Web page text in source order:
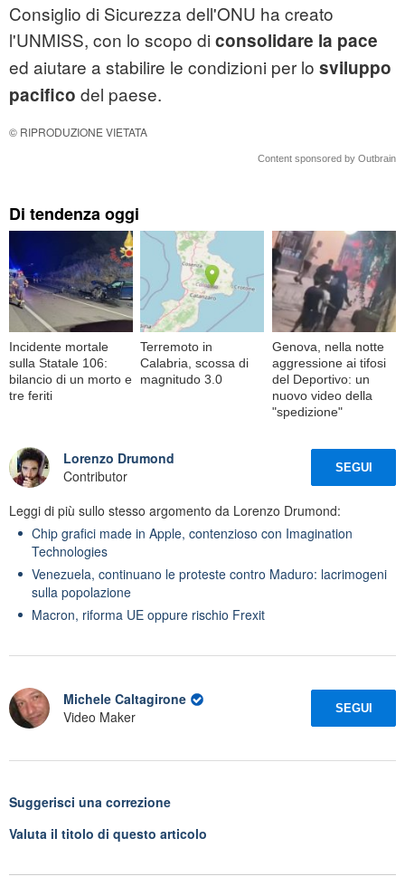
Consiglio di Sicurezza dell'ONU ha creato
l'UNMISS, con lo scopo di consolidare la pace
ed aiutare a stabilire le condizioni per lo sviluppo
pacifico del paese.
© RIPRODUZIONE VIETATA
Content sponsored by Outbrain
Di tendenza oggi
Incidente mortale
sulla Statale 106:
bilancio di un morto e
tre feriti
Terremoto in
Calabria, scossa di
magnitudo 3.0
Genova, nella notte
aggressione ai tifosi
del Deportivo: un
nuovo video della
"spedizione"
Lorenzo Drumond
Contributor
SEGUI
Leggi di più sullo stesso argomento da Lorenzo Drumond:
Chip grafici made in Apple, contenzioso con Imagination
Technologies
Venezuela, continuano le proteste contro Maduro: lacrimogeni
sulla popolazione
Macron, riforma UE oppure rischio Frexit
Michele Caltagirone
Video Maker
SEGUI
Suggerisci una correzione
Valuta il titolo di questo articolo